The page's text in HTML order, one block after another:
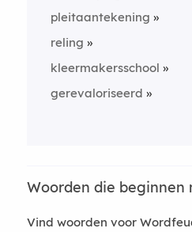
pleitaantekening
reling
kleermakersschool
gerevaloriseerd
Woorden die beginnen
Vind woorden voor